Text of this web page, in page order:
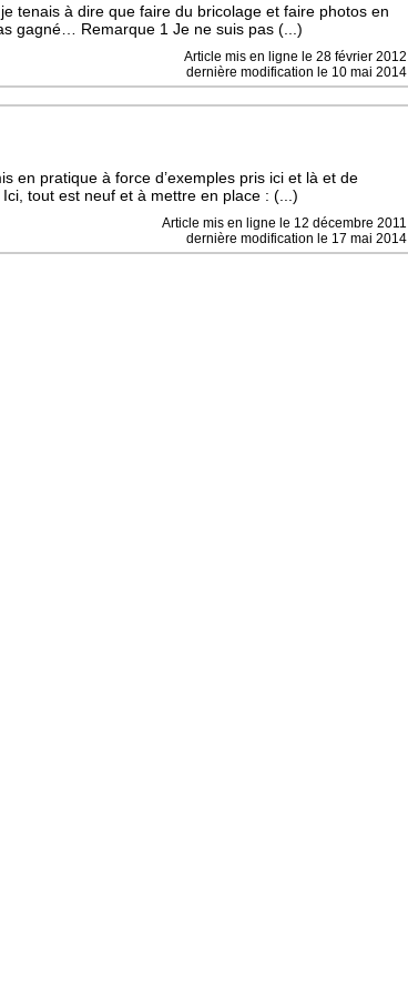
tenais à dire que faire du bricolage et faire photos en
gagné… Remarque 1 Je ne suis pas (...)
Article mis en ligne le 28 février 2012
dernière modification le 10 mai 2014
en pratique à force d’exemples pris ici et là et de
tout est neuf et à mettre en place : (...)
Article mis en ligne le 12 décembre 2011
dernière modification le 17 mai 2014